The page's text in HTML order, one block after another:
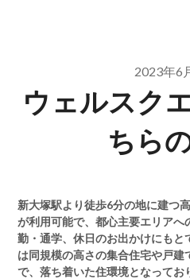
2023年6
ウェルスク
ちら
新大塚駅より徒歩6分の地に建つ
が利用可能で、都心主要エリアへ
勤・通学、休日のお出かけにもと
は同規模の高さの集合住宅や戸
で、落ち着いた住環境となって